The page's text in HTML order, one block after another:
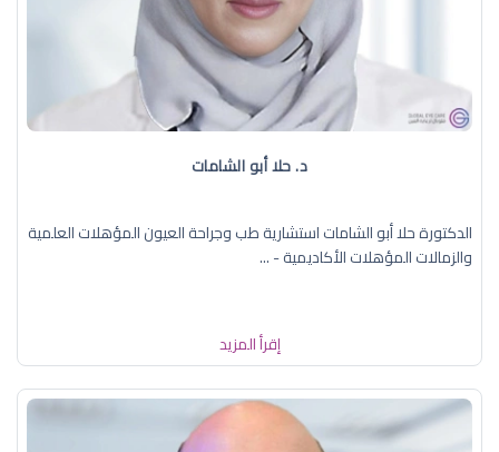
د. حلا أبو الشامات
الدكتورة حلا أبو الشامات استشارية طب وجراحة العيون المؤهلات العلمية
والزمالات المؤهلات الأكاديمية - ...
إقرأ المزيد